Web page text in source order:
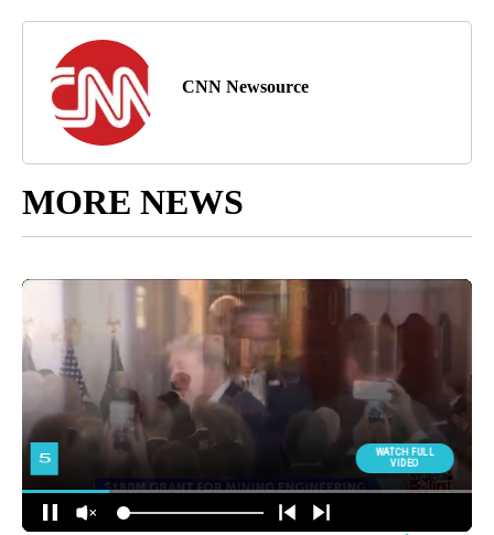
CNN Newsource
MORE NEWS